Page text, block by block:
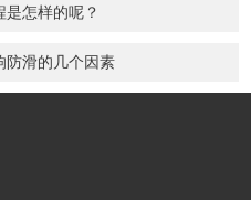
怎样的呢？
防滑的几个因素